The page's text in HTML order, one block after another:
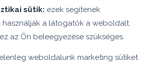
sütik: ezek segítenek
használják a látogatók a weboldalt.
az Ön beleegyezése szükséges.
weboldalunk marketing sütiket